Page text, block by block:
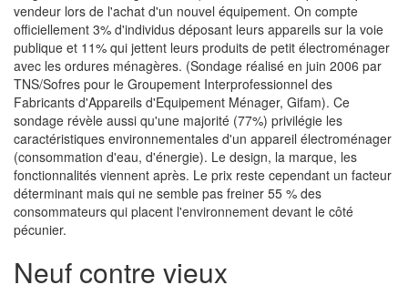
vendeur lors de l'achat d'un nouvel équipement. On compte
officiellement 3% d'individus déposant leurs appareils sur la voie
publique et 11% qui jettent leurs produits de petit électroménager
avec les ordures ménagères. (Sondage réalisé en juin 2006 par
TNS/Sofres pour le Groupement Interprofessionnel des
Fabricants d'Appareils d'Equipement Ménager, Gifam). Ce
sondage révèle aussi qu'une majorité (77%) privilégie les
caractéristiques environnementales d'un appareil électroménager
(consommation d'eau, d'énergie). Le design, la marque, les
fonctionnalités viennent après. Le prix reste cependant un facteur
déterminant mais qui ne semble pas freiner 55 % des
consommateurs qui placent l'environnement devant le côté
pécunier.
Neuf contre vieux